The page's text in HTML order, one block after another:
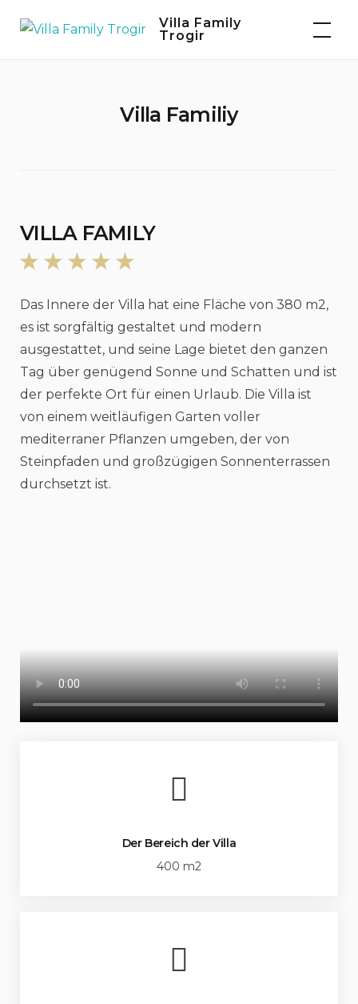
Villa Family
Trogir
Villa Familiy
VILLA FAMILY
Das Innere der Villa hat eine Fläche von 380 m2,
es ist sorgfältig gestaltet und modern
ausgestattet, und seine Lage bietet den ganzen
Tag über genügend Sonne und Schatten und ist
der perfekte Ort für einen Urlaub. Die Villa ist
von einem weitläufigen Garten voller
mediterraner Pflanzen umgeben, der von
Steinpfaden und großzügigen Sonnenterrassen
durchsetzt ist.
Der Bereich der Villa
400 m2